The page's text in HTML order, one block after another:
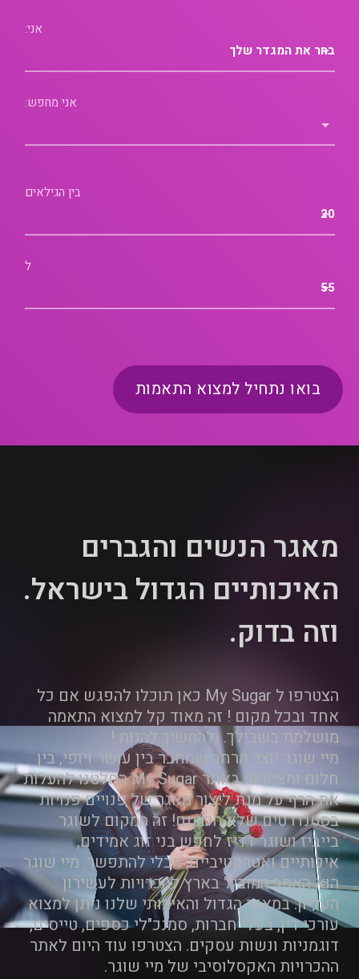
אני:
אני מחפש:
בין הגילאים
ל
בואו נתחיל למצוא התאמות
מאגר הנשים והגברים
האיכותיים הגדול בישראל.
וזה בדוק.
הצטרפו ל My Sugar כאן תוכלו להפגש אם כל
אחד ובכל מקום ! זה מאוד קל למצוא התאמה
מושלמת בשבילך. ולהמשיך להנות !
מיי שוגר יוצר מרחב שמחבר בין עושר ויופי, בין
חלום ומציאות. באתר My Sugar החלטנו להעלות
את הרף על מנת ליצור מאגר של פנויים פנויות
בסטנדרטים שלא הכרתם! זה המקום לשוגר
בייביז ושוגר דדיז לחפש בני זוג אמידים,
איכותיים ואטרקטיביים, מבלי להתפשר. מיי שוגר
הוא האתר המוביל בארץ להכרויות לעשירון
העליון. במאגר הגדול והאיכותי שלנו ניתן למצוא
עורכי דין, בעלי חברות, סמנכ"לי כספים, טייסים,
דוגמניות ונשות עסקים. הצטרפו עוד היום לאתר
ההכרויות האקסלוסיבי של מיי שוגר.